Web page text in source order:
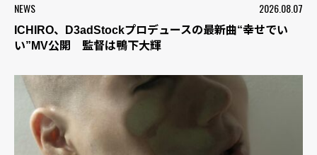
NEWS 2026.08.07
ICHIRO、D3adStockプロデュースの最新曲“幸せでい
い”MV公開 監督は鴨下大輝